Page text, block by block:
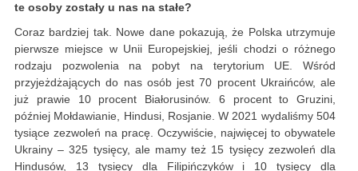
te osoby zostały u nas na stałe?
Coraz bardziej tak. Nowe dane pokazują, że Polska utrzymuje
pierwsze miejsce w Unii Europejskiej, jeśli chodzi o różnego
rodzaju pozwolenia na pobyt na terytorium UE. Wśród
przyjeżdżających do nas osób jest 70 procent Ukraińców, ale
już prawie 10 procent Białorusinów. 6 procent to Gruzini,
później Mołdawianie, Hindusi, Rosjanie. W 2021 wydaliśmy 504
tysiące zezwoleń na pracę. Oczywiście, najwięcej to obywatele
Ukrainy – 325 tysięcy, ale mamy też 15 tysięcy zezwoleń dla
Hindusów, 13 tysięcy dla Filipińczyków i 10 tysięcy dla